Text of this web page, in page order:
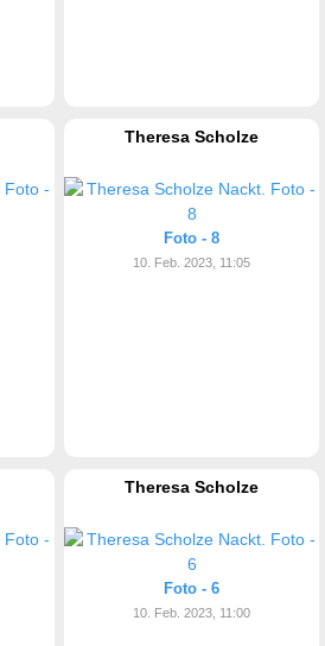
Theresa Scholze
Foto - 8
10. Feb. 2023, 11:05
Theresa Scholze
Foto - 6
10. Feb. 2023, 11:00